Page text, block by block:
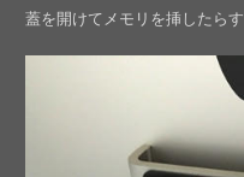
蓋を開けてメモリを挿したら